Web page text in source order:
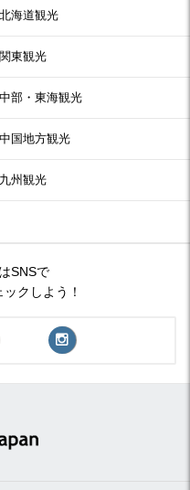
北海道観光
関東観光
中部・東海観光
中国地方観光
九州観光
SNSで
クしよう！